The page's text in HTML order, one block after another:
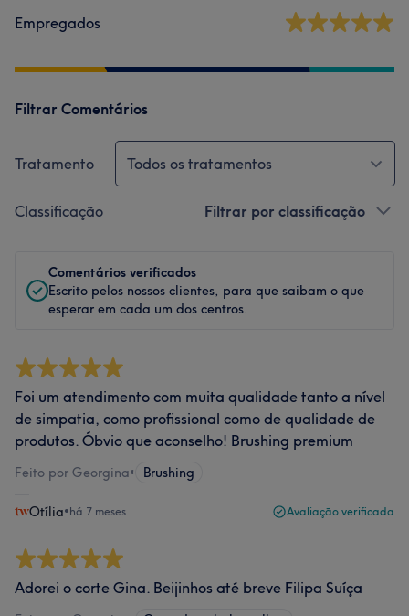
Empregados
Filtrar Comentários
Tratamento Todos os tratamentos
Classificação Filtrar por classificação
Comentários verificados
Escrito pelos nossos clientes, para que saibam o que
esperar em cada um dos centros.
Foi um atendimento com muita qualidade tanto a nível
de simpatia, como profissional como de qualidade de
produtos. Óbvio que aconselho! Brushing premium
Feito por Georgina• Brushing
Otília•há 7 meses Avaliação verificada
Adorei o corte Gina. Beijinhos até breve Filipa Suíça